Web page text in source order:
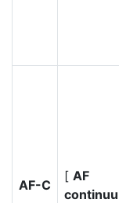
AF-C
[ AF
continuu